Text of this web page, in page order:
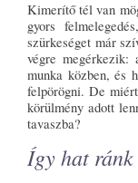
Kimerítő tél van
gyors
szürkeséget már
végre megérkezik:
munka közben, és
felpörögni. De
körülmény adott
tavaszba?
Így hat